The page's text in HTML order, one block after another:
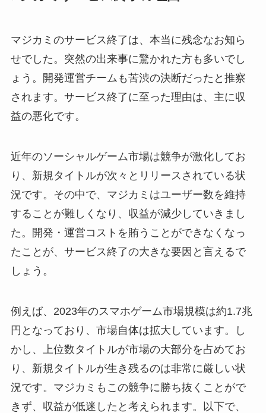
マジカミのサービス終了は、本当に残念なお知ら
せでした。突然の出来事に驚かれた方も多いでし
ょう。開発運営チームも苦渋の決断だったと推察
されます。サービス終了に至った理由は、主に収
益の悪化です。
近年のソーシャルゲーム市場は競争が激化してお
り、新規タイトルが次々とリリースされている状
況です。その中で、マジカミはユーザー数を維持
することが難しくなり、収益が減少していきまし
た。開発・運営コストを賄うことができなくなっ
たことが、サービス終了の大きな要因と言えるで
しょう。
例えば、2023年のスマホゲーム市場規模は約1.7兆
円となっており、市場自体は拡大しています。し
かし、上位数タイトルが市場の大部分を占めてお
り、新規タイトルが生き残るのは非常に厳しい状
況です。マジカミもこの競争に勝ち抜くことがで
きず、収益が低迷したと考えられます。以下で、